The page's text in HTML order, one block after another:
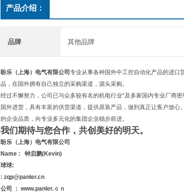
产品介绍：
品牌 其他品牌
盼乐（上海）电气有限公司 专业从事各种国外中工控自动化产品的进口
品，在国外拥有自己独立的采购渠道，源头采购。
经过不懈努力，公司已与众多较有名的机电行业*及多家国内专业厂商
国外进货，具有丰富的供货渠道，提供原装产品，做到真正让客户放
的企业品质，向专业多元化的集团企业稳步前进。
我们期待与您合作，共创美好的明天。
盼乐（上海）电气有限公司
Name : 钟启鹏(Kevin)
球球:
: zqp@panler.cn
公司 ： www.panler.ｃｎ